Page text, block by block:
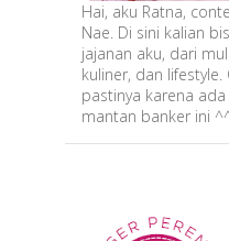
Hai, aku Ratna,
Nae. Di sini kalian
jajanan aku, dari
kuliner, dan
pastinya karena
mantan banker ini